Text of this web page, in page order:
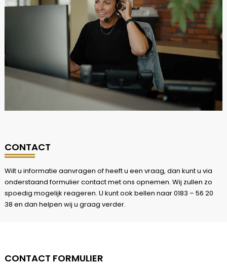
CONTACT
Wilt u informatie aanvragen of heeft u een vraag, dan kunt u via
onderstaand formulier contact met ons opnemen. Wij zullen zo
spoedig mogelijk reageren. U kunt ook bellen naar 0183 – 56 20
38 en dan helpen wij u graag verder.
CONTACT FORMULIER